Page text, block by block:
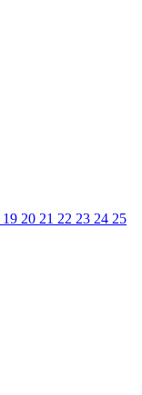
19 20 21 22 23 24 25